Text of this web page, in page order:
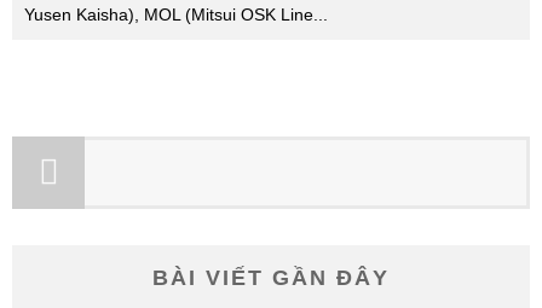
Yusen Kaisha), MOL (Mitsui OSK Line
BÀI VIẾT GẦN ĐÂY